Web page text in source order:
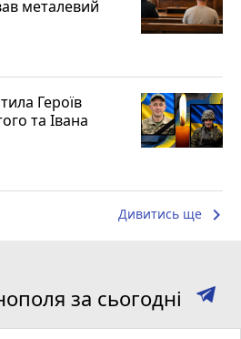
металевий
Героїв
та Івана
Дивитись ще keyboard_arrow_right
за сьогодні